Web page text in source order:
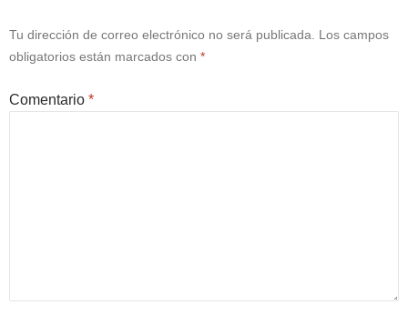
Tu dirección de correo electrónico no será publicada.
Los campos
obligatorios están marcados con *
Comentario *